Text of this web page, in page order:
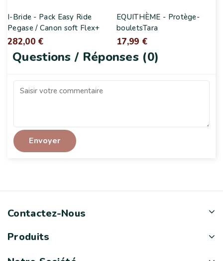
I-Bride - Pack Easy Ride
Pegase / Canon soft Flex+
282,00 €
EQUITHÈME - Protège-
bouletsTara
17,99 €
Questions / Réponses (0)
Contactez-Nous
Produits